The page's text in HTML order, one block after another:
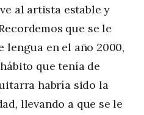
al artista estable y
que se le
lengua en el año 2000,
que tenía de
habría sido la
llevando a que se le